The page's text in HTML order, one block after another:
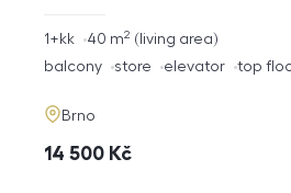
rozměry
1+kk living area
40 m2
funkce
balcony store elevator top
adresa
Brno
cena
14 500 Kč